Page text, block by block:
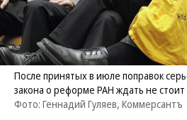
После принятых в июле поправок
закона о реформе РАН ждать не стоит
Фото: Геннадий Гуляев, Коммерсантъ